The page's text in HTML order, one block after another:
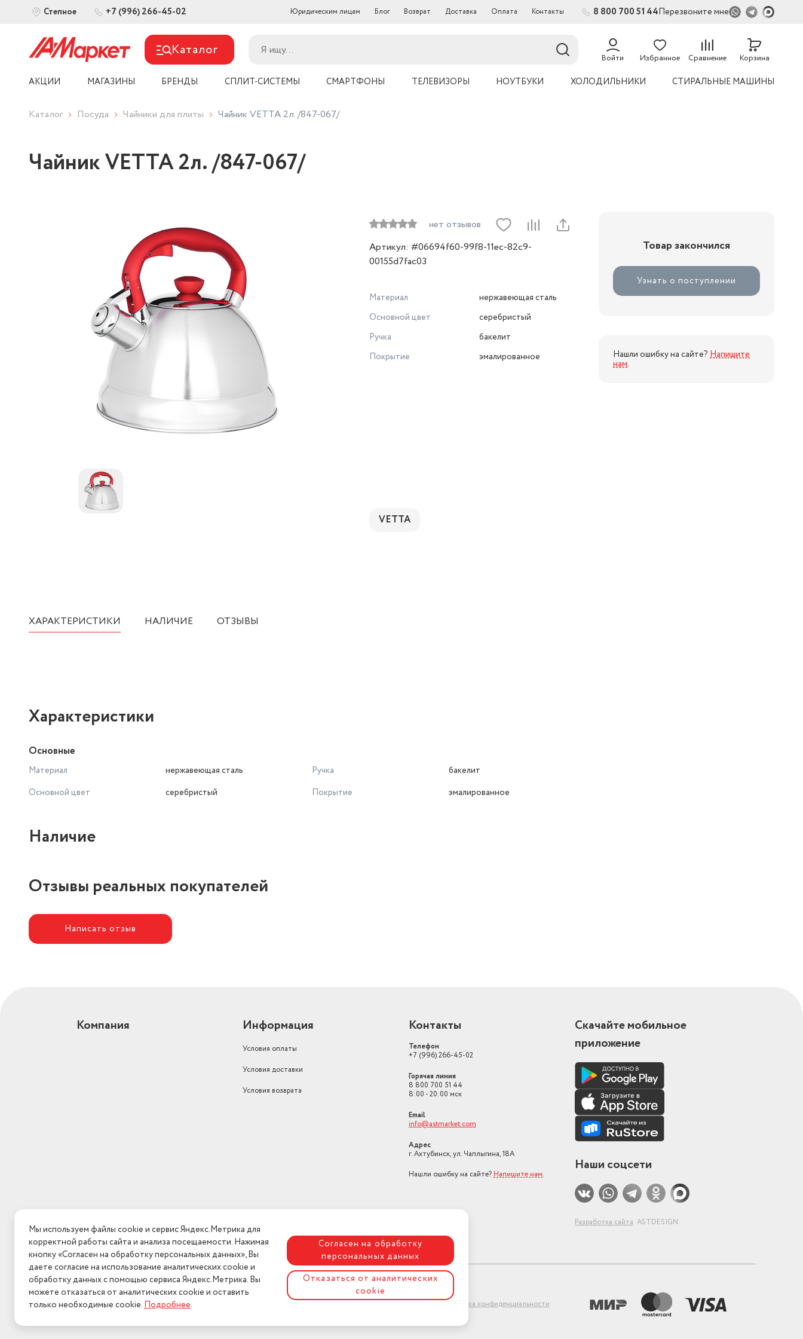
Степное +7 (996) 266-45-02 Юридическим лицам Блог Возврат Доставка Оплата Контакты 8 800 700 51 44Перезвоните мне
Каталог Войти Избранное Сравнение
54
Корзина
АКЦИИ МАГАЗИНЫ БРЕНДЫ СПЛИТ-СИСТЕМЫ СМАРТФОНЫ ТЕЛЕВИЗОРЫ НОУТБУКИ ХОЛОДИЛЬНИКИ СТИРАЛЬНЫЕ МАШИНЫ
Каталог Посуда Чайники для плиты Чайник VETTA 2л. /847-067/
Чайник VETTA 2л. /847-067/
нет отзывов
Артикул: #06694f60-99f8-11ec-82c9-
00155d7fac03
Материал
нержавеющая сталь
Основной цвет
серебристый
Ручка
бакелит
Покрытие
эмалированное
VETTA
Товар закончился
Узнать о поступлении
Нашли ошибку на сайте? Напишите
нам.
ХАРАКТЕРИСТИКИ НАЛИЧИЕ ОТЗЫВЫ
Характеристики
Основные
Материал
нержавеющая сталь
Основной цвет
серебристый
Ручка
бакелит
Покрытие
эмалированное
Наличие
Отзывы реальных покупателей
Написать отзыв
Компания Информация
Условия оплаты
Условия доставки
Условия возврата
Контакты
Телефон
+7 (996) 266-45-02
Горячая линия
8 800 700 51 44
8:00 - 20:00 мск
Email
info@astmarket.com
Адрес
г. Ахтубинск, ул. Чаплыгина, 18А
Нашли ошибку на сайте? Напишите нам.
Скачайте мобильное
приложение
Наши соцсети
Разработка сайта ASTDESIGN
Политика конфиденциальности
Мы используем файлы cookie и сервис Яндекс.Метрика для
корректной работы сайта и анализа посещаемости. Нажимая
кнопку «Согласен на обработку персональных данных», Вы
даете согласие на использование аналитических cookie и
обработку данных с помощью сервиса Яндекс.Метрика. Вы
можете отказаться от аналитических cookie и оставить
только необходимые cookie.Подробнее.
Согласен на обработку
персональных данных
Отказаться от аналитических
cookie